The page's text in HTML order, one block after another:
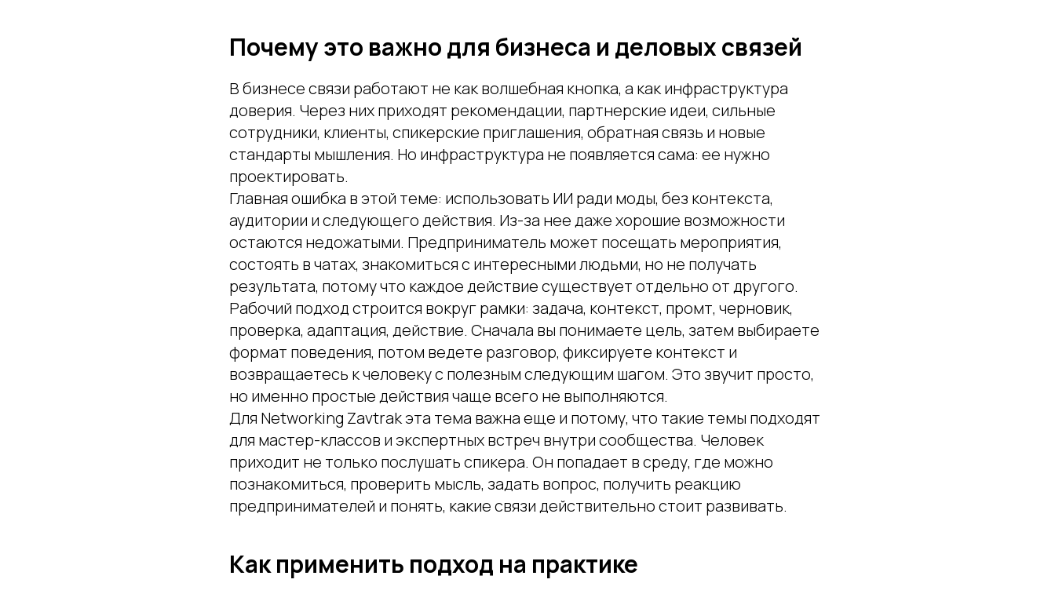
Почему это важно для бизнеса и деловых связей
В бизнесе связи работают не как волшебная кнопка, а как инфраструктура
доверия. Через них приходят рекомендации, партнерские идеи, сильные
сотрудники, клиенты, спикерские приглашения, обратная связь и новые
стандарты мышления. Но инфраструктура не появляется сама: ее нужно
проектировать.
Главная ошибка в этой теме: использовать ИИ ради моды, без контекста,
аудитории и следующего действия. Из-за нее даже хорошие возможности
остаются недожатыми. Предприниматель может посещать мероприятия,
состоять в чатах, знакомиться с интересными людьми, но не получать
результата, потому что каждое действие существует отдельно от другого.
Рабочий подход строится вокруг рамки: задача, контекст, промт, черновик,
проверка, адаптация, действие. Сначала вы понимаете цель, затем выбираете
формат поведения, потом ведете разговор, фиксируете контекст и
возвращаетесь к человеку с полезным следующим шагом. Это звучит просто,
но именно простые действия чаще всего не выполняются.
Для Networking Zavtrak эта тема важна еще и потому, что такие темы подходят
для мастер-классов и экспертных встреч внутри сообщества. Человек
приходит не только послушать спикера. Он попадает в среду, где можно
познакомиться, проверить мысль, задать вопрос, получить реакцию
предпринимателей и понять, какие связи действительно стоит развивать.
Как применить подход на практике